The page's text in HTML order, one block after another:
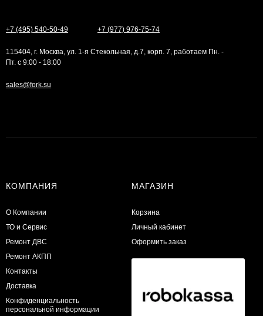
+7 (495) 540-50-49 +7 (977) 976-75-74
115404, г. Москва, ул. 1-я Стекольная, д.7, корп. 7, работаем Пн. -
Пт. с 9:00 - 18:00
sales@fork.su
КОМПАНИЯ
О Компании
ТО и Сервис
​Ремонт ДВС
Ремонт АКПП
Контакты
Доставка
Конфиденциальность
персональной информации
МАГАЗИН
Корзина
Личный кабинет
Оформить заказ